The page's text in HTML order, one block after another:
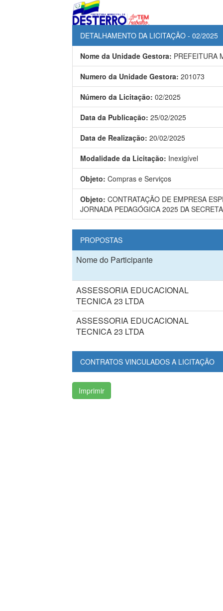
DETALHAMENTO DA LICITAÇÃO - 02/2025
Nome da Unidade Gestora: PREFEITURA
Numero da Unidade Gestora: 201073
Número da Licitação: 02/2025
Data da Publicação: 25/02/2025
Data de Realização: 20/02/2025
Modalidade da Licitação: Inexigível
Objeto: Compras e Serviços
Objeto: CONTRATAÇÃO DE EMPRESA
JORNADA PEDAGÓGICA 2025 DA
PROPOSTAS
Nome do Participante
ASSESSORIA EDUCACIONAL
TECNICA 23 LTDA
ASSESSORIA EDUCACIONAL
TECNICA 23 LTDA
CONTRATOS VINCULADOS A LICITAÇÃO
Imprimir